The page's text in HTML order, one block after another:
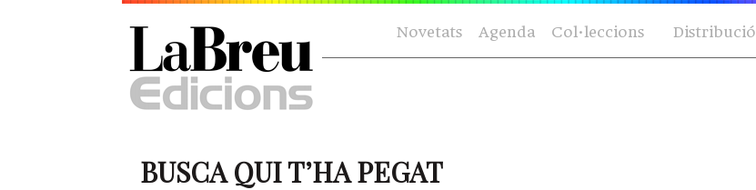
Novetats Agenda Col·leccions Distribució
BUSCA QUI T’HA PEGAT